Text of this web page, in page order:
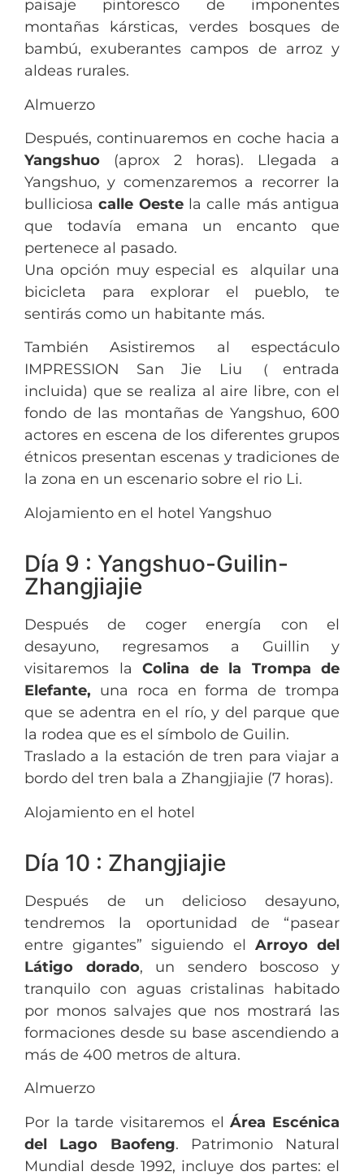
paisaje pintoresco de imponentes
montañas kársticas, verdes bosques de
bambú, exuberantes campos de arroz y
aldeas rurales.
Almuerzo
Después, continuaremos en coche hacia a
Yangshuo (aprox 2 horas). Llegada a
Yangshuo, y comenzaremos a recorrer la
bulliciosacalle Oestela calle más antigua
que todavía emana un encanto que
pertenece al pasado.
Una opción muy especial es alquilar una
bicicleta para explorar el pueblo, te
sentirás como un habitante más.
También Asistiremos al espectáculo
IMPRESSION San Jie Liu（entrada
incluida) que se realiza al aire libre, con el
fondo de las montañas de Yangshuo, 600
actores en escena de los diferentes grupos
étnicos presentan escenas y tradiciones de
la zona en un escenario sobre el rio Li.
Alojamiento en el hotel Yangshuo
Día 9 : Yangshuo-Guilin-
Zhangjiajie
Después de coger energía con el
desayuno, regresamos a Guillin y
visitaremos la Colina de la Trompa de
Elefante, una roca en forma de trompa
que se adentra en el río, y del parque que
la rodea que es el símbolo de Guilin.
Traslado a la estación de tren para viajar a
bordo del tren bala a Zhangjiajie (7 horas).
Alojamiento en el hotel
Día 10 : Zhangjiajie
Después de un delicioso desayuno,
tendremos la oportunidad de “pasear
entre gigantes” siguiendo el Arroyo del
Látigo dorado, un sendero boscoso y
tranquilo con aguas cristalinas habitado
por monos salvajes que nos mostrará las
formaciones desde su base ascendiendo a
más de 400 metros de altura.
Almuerzo
Por la tarde visitaremos elÁrea Escénica
del Lago Baofeng. Patrimonio Natural
Mundial desde 1992, incluye dos partes: el